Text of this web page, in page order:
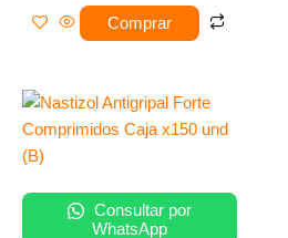
Comprar
Consultar por
WhatsApp